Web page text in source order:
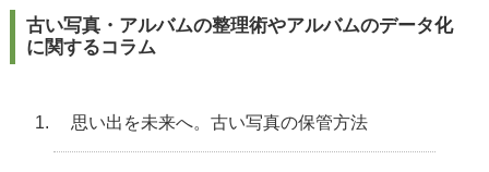
古い写真・アルバムの整理術やアルバムのデータ化
に関するコラム
思い出を未来へ。古い写真の保管方法